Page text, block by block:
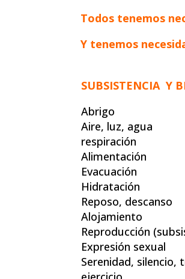
Todos tenemos
Y tenemos
SUBSISTENCIA Y
Abrigo
Aire, luz, agua
respiración
Alimentación
Evacuación
Hidratación
Reposo, descanso
Alojamiento
Reproducción
Expresión sexual
Serenidad,